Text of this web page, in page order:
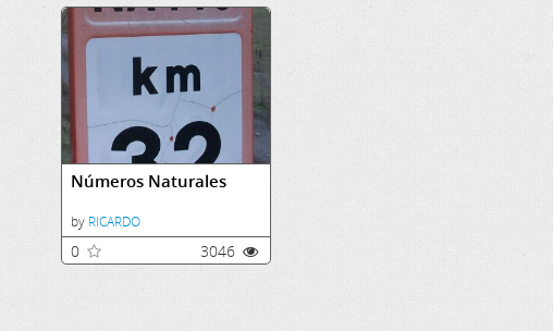
Números Naturales
by RICARDO
0 3046